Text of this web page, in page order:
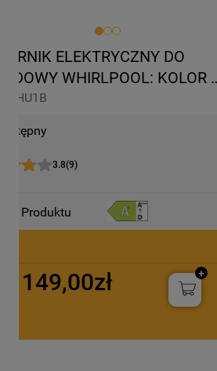
ELEKTRYCZNY DO
WHIRLPOOL: KOLOR
SAMOCZYSZCZĄCY -
3.8(9)
Produktu
1149,00zł